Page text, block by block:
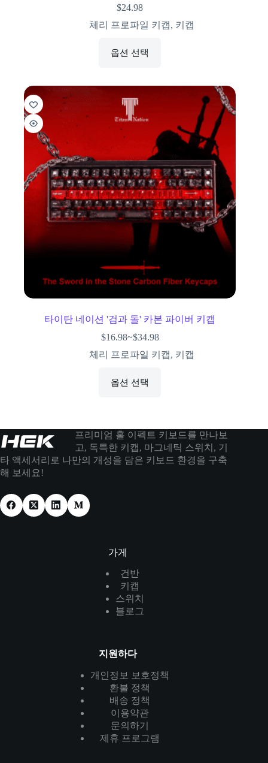
$24.98
체리 프로파일 키캡, 키캡
옵션 선택
타이탄 네이션 '검과 돌' 카본 파이버 키캡
$16.98~$34.98
체리 프로파일 키캡, 키캡
옵션 선택
프리미엄 홀 이펙트 키보드를 만나보
고, 독특한 키캡, 마그네틱 스위치, 기
타 액세서리로 나만의 개성을 담은 키보드 환경을 구축
해 보세요!
가게
건반
키캡
스위치
블로그
지원하다
개인정보 보호정책
환불 정책
배송 정책
이용약관
문의하기
제휴 프로그램